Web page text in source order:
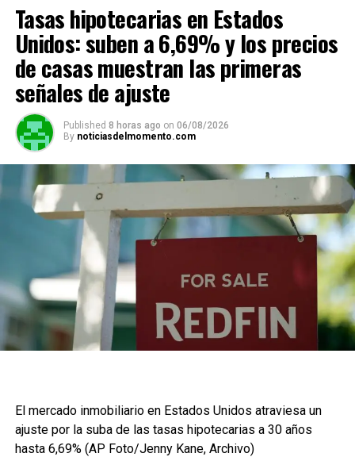
Tasas hipotecarias en Estados
Unidos: suben a 6,69% y los precios
de casas muestran las primeras
señales de ajuste
Published 8 horas ago on 06/08/2026
By noticiasdelmomento.com
El mercado inmobiliario en Estados Unidos atraviesa un
ajuste por la suba de las tasas hipotecarias a 30 años
hasta 6,69% (AP Foto/Jenny Kane, Archivo)